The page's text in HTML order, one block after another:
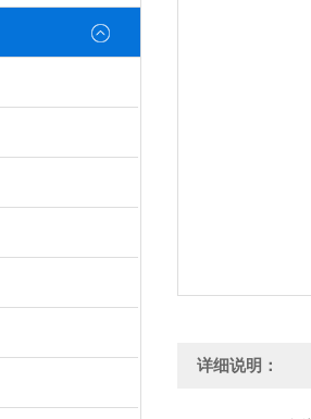
详细说明：